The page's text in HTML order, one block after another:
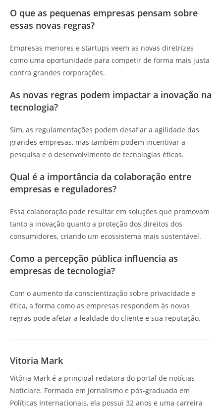
O que as pequenas empresas pensam sobre
essas novas regras?
Empresas menores e startups veem as novas diretrizes
como uma oportunidade para competir de forma mais justa
contra grandes corporações.
As novas regras podem impactar a inovação na
tecnologia?
Sim, as regulamentações podem desafiar a agilidade das
grandes empresas, mas também podem incentivar a
pesquisa e o desenvolvimento de tecnologias éticas.
Qual é a importância da colaboração entre
empresas e reguladores?
Essa colaboração pode resultar em soluções que promovam
tanto a inovação quanto a proteção dos direitos dos
consumidores, criando um ecossistema mais sustentável.
Como a percepção pública influencia as
empresas de tecnologia?
Com o aumento da conscientização sobre privacidade e
ética, a forma como as empresas respondem às novas
regras pode afetar a lealdade do cliente e sua reputação.
Vitoria Mark
Vitória Mark é a principal redatora do portal de notícias
Noticiare. Formada em Jornalismo e pós-graduada em
Políticas Internacionais, ela possui 32 anos e uma carreira